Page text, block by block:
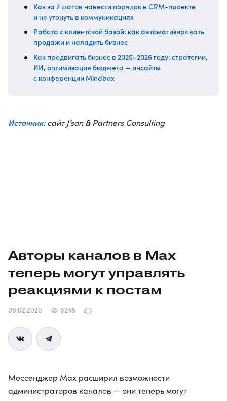
Как за 7 шагов навести порядок в CRM-проекте
и не утонуть в коммуникациях
Работа с клиентской базой: как автоматизировать
продажи и наладить бизнес
Как продвигать бизнес в 2025–2026 году: стратегии,
ИИ, оптимизация бюджета — инсайты
с конференции Mindbox
Источник: сайт J’son & Partners Consulting
Авторы каналов в Max
теперь могут управлять
реакциями к постам
06.02.2026 6248
Мессенджер Max расширил возможности
администраторов каналов — они теперь могут